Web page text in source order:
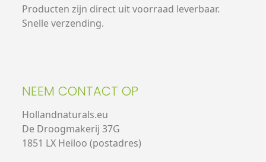
Producten zijn direct uit voorraad leverbaar.
Snelle verzending.
NEEM CONTACT OP
Hollandnaturals.eu
De Droogmakerij 37G
1851 LX Heiloo (postadres)